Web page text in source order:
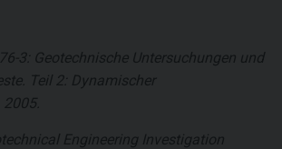
3: Geotechnische Untersuchungen und
Teil 2: Dynamischer
Engineering Investigation